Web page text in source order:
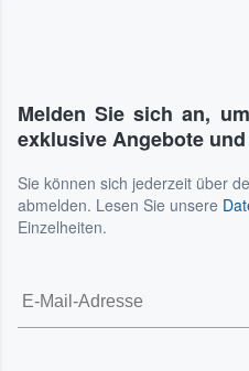
Melden Sie sich an,
exklusive Angebote
Sie können sich jederzeit über
abmelden. Lesen Sie unsere
Einzelheiten.